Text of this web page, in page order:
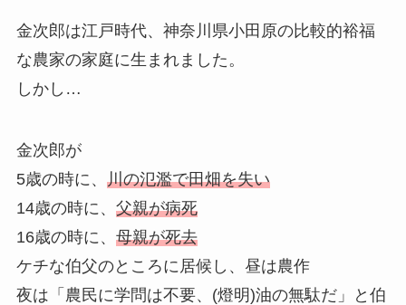
金次郎は江戸時代、神奈川県小田原の比較的裕福
な農家の家庭に生まれました。
しかし…
金次郎が
5歳の時に、 川の氾濫で田畑を失い
14歳の時に、 父親が病死
16歳の時に、 母親が死去
ケチな伯父のところに居候し、昼は農作
夜は「農民に学問は不要、(燈明)油の無駄だ」と伯